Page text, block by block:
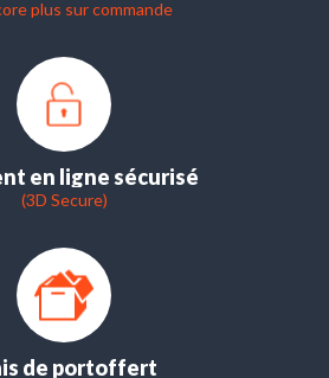
plus sur commande
en ligne sécurisé
(3D Secure)
de portoffert